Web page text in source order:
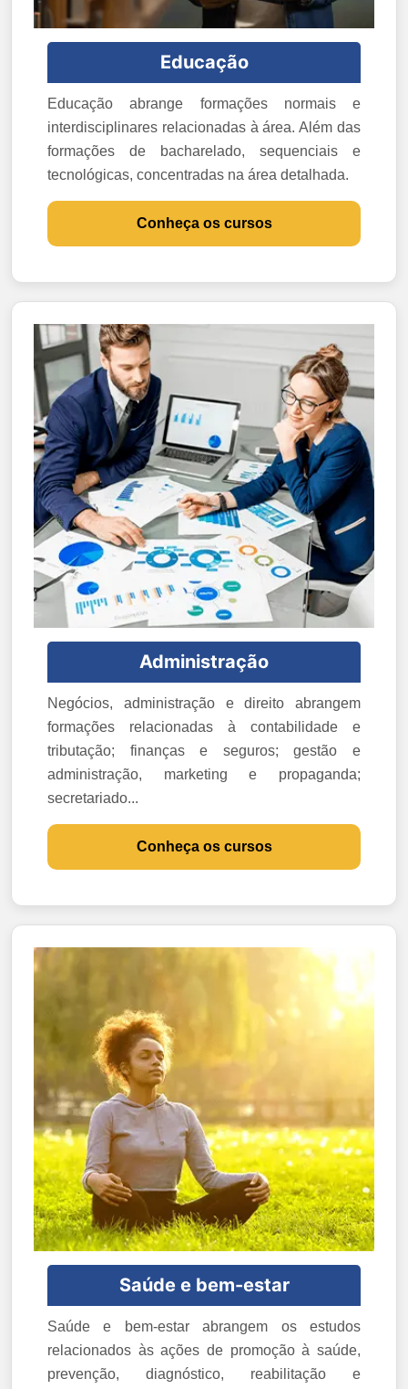
Educação
Educação abrange formações normais e
interdisciplinares relacionadas à área. Além das
formações de bacharelado, sequenciais e
tecnológicas, concentradas na área detalhada.
Conheça os cursos
Administração
Negócios, administração e direito abrangem
formações relacionadas à contabilidade e
tributação; finanças e seguros; gestão e
administração, marketing e propaganda;
secretariado...
Conheça os cursos
Saúde e bem-estar
Saúde e bem-estar abrangem os estudos
relacionados às ações de promoção à saúde,
prevenção, diagnóstico, reabilitação e